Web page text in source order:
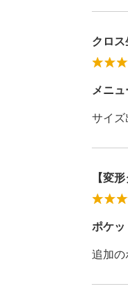
クロ
メニ
サイズ
【変
ポケッ
追加の